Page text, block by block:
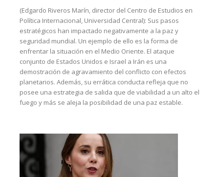
(Edgardo Riveros Marín, director del Centro de Estudios en
Política Internacional, Universidad Central): Sus pasos
estratégicos han impactado negativamente a la paz y
seguridad mundial. Un ejemplo de ello es la forma de
enfrentar la situación en el Medio Oriente. El ataque
conjunto de Estados Unidos e Israel a Irán es una
demostración de agravamiento del conflicto con efectos
planetarios. Además, su errática conducta refleja que no
posee una estrategia de salida que de viabilidad a un alto el
fuego y más se aleja la posibilidad de una paz estable.